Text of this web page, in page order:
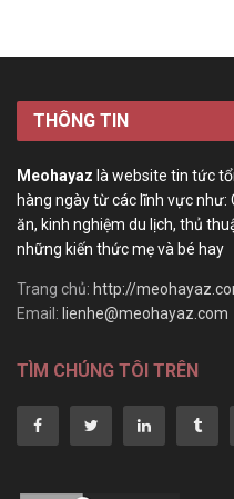
THÔNG TIN
Meohayaz là website tin tức
hàng ngày từ các lĩnh vực như:
ăn, kinh nghiệm du lịch, thủ
những kiến thức mẹ và bé hay
Trang chủ: http://
Email: lienhe@meohayaz.com
TÌM CHÚNG TÔI TRÊN